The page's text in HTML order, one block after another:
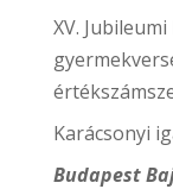
XV.
Karácsonyi
Budapest